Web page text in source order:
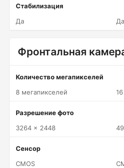
Стабилизация
Да
Да
Фронтальная
Количество мегапикселей
8 мегапикселей
Разрешение фото
3264 x 2448
Сенсор
CMOS